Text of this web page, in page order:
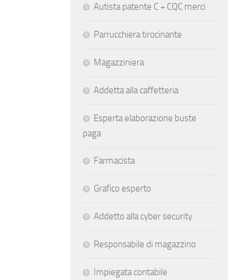
Autista patente C + CQC merci
Parrucchiera tirocinante
Magazziniera
Addetta alla caffetteria
Esperta elaborazione buste
paga
Farmacista
Grafico esperto
Addetto alla cyber security
Responsabile di magazzino
Impiegata contabile